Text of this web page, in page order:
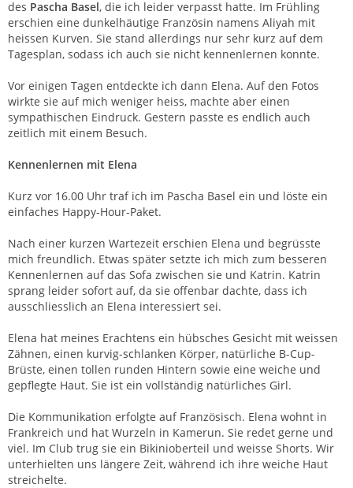
des Pascha Basel, die ich leider verpasst hatte. Im Frühling
erschien eine dunkelhäutige Französin namens Aliyah mit
heissen Kurven. Sie stand allerdings nur sehr kurz auf dem
Tagesplan, sodass ich auch sie nicht kennenlernen konnte.
Vor einigen Tagen entdeckte ich dann Elena. Auf den Fotos
wirkte sie auf mich weniger heiss, machte aber einen
sympathischen Eindruck. Gestern passte es endlich auch
zeitlich mit einem Besuch.
Kennenlernen mit Elena
Kurz vor 16.00 Uhr traf ich im Pascha Basel ein und löste ein
einfaches Happy-Hour-Paket.
Nach einer kurzen Wartezeit erschien Elena und begrüsste
mich freundlich. Etwas später setzte ich mich zum besseren
Kennenlernen auf das Sofa zwischen sie und Katrin. Katrin
sprang leider sofort auf, da sie offenbar dachte, dass ich
ausschliesslich an Elena interessiert sei.
Elena hat meines Erachtens ein hübsches Gesicht mit weissen
Zähnen, einen kurvig-schlanken Körper, natürliche B-Cup-
Brüste, einen tollen runden Hintern sowie eine weiche und
gepflegte Haut. Sie ist ein vollständig natürliches Girl.
Die Kommunikation erfolgte auf Französisch. Elena wohnt in
Frankreich und hat Wurzeln in Kamerun. Sie redet gerne und
viel. Im Club trug sie ein Bikinioberteil und weisse Shorts. Wir
unterhielten uns längere Zeit, während ich ihre weiche Haut
streichelte.